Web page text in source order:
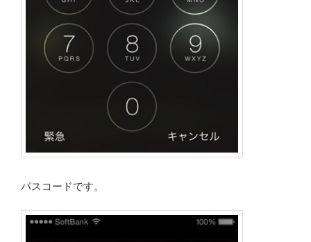
パスコードです。